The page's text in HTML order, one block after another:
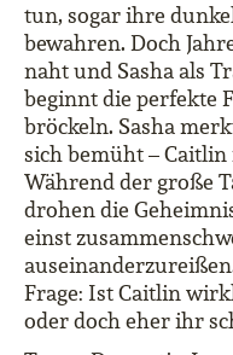
tun, sogar ihre
bewahren. Doch
naht und Sasha als
beginnt die perfekte
bröckeln. Sasha
sich bemüht –
Während der große
drohen die
einst
Frage: Ist Caitlin
oder doch eher ihr